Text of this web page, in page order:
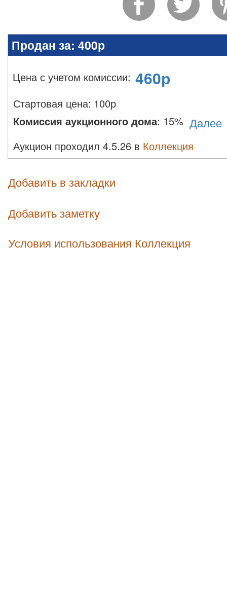
Продан за: 400р
Цена с учетом комиссии: 460р
Стартовая цена: 100р
Комиссия аукционного дома: 15% Далее
Аукцион проходил 4.5.26 в Коллекция
Добавить в закладки
Добавить заметку
Условия использования Коллекция